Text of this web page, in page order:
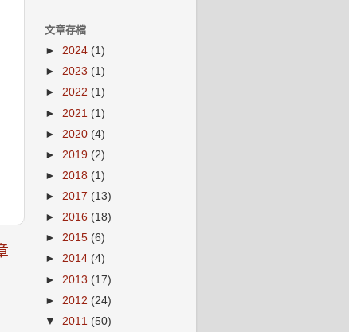
文章存檔
► 2024 (1)
► 2023 (1)
► 2022 (1)
► 2021 (1)
► 2020 (4)
► 2019 (2)
► 2018 (1)
► 2017 (13)
► 2016 (18)
► 2015 (6)
► 2014 (4)
► 2013 (17)
► 2012 (24)
▼ 2011 (50)